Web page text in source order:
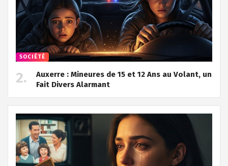
SOCIÉTÉ
Auxerre : Mineures de 15 et 12 Ans au Volant, un
Fait Divers Alarmant